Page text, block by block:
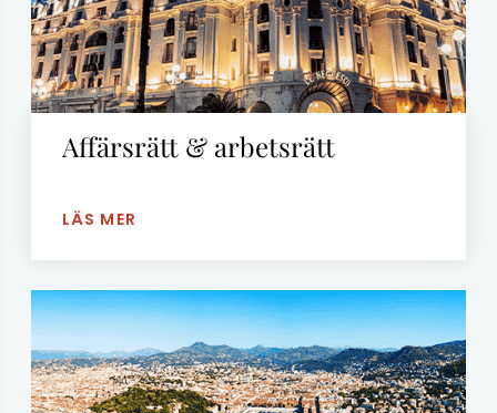
Affärsrätt & arbetsrätt
LÄS MER